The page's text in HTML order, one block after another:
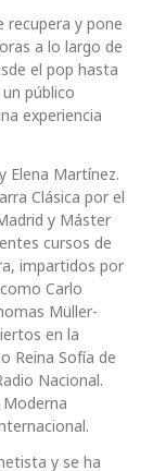
recupera y pone
a lo largo de
el pop hasta
público
experiencia
Elena Martínez.
Clásica por el
y Máster
cursos de
impartidos por
Carlo
Müller-
en la
Reina Sofía de
Nacional.
y se ha